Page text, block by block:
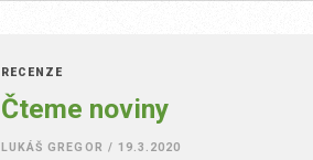
RECENZE
Čteme noviny
LUKÁŠ GREGOR / 19.3.2020